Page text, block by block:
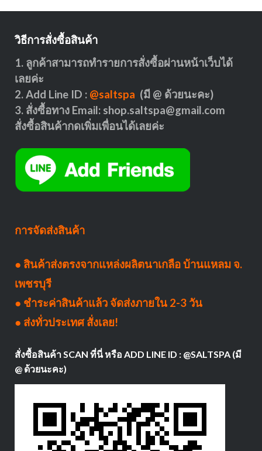
วิธีการสั่งซื้อสินค้า
1. ลูกค้าสามารถทำรายการสั่งซื้อผ่านหน้าเว็บได้
เลยค่ะ
2. Add Line ID : @saltspa (มี @ ด้วยนะคะ)
3. สั่งซื้อทาง Email: shop.saltspa@gmail.com
สั่งซื้อสินค้ากดเพิ่มเพื่อนได้เลยค่ะ
การจัดส่งสินค้า
● สินค้าส่งตรงจากแหล่งผลิตนาเกลือ บ้านแหลม จ.
เพชรบุรี
● ชำระค่าสินค้าแล้ว จัดส่งภายใน 2-3 วัน
● ส่งทั่วประเทศ สั่งเลย!
สั่งซื้อสินค้า SCAN ที่นี่ หรือ ADD LINE ID : @SALTSPA (มี
@ ด้วยนะคะ)